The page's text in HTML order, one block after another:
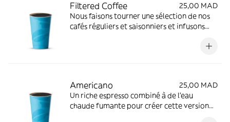
Filtered Coffee
25,00 MAD
Nous faisons tourner une sélection de nos
cafés réguliers et saisonniers et infusons
Americano
25,00 MAD
Un riche espresso combiné à de l'eau
chaude fumante pour créer cette version